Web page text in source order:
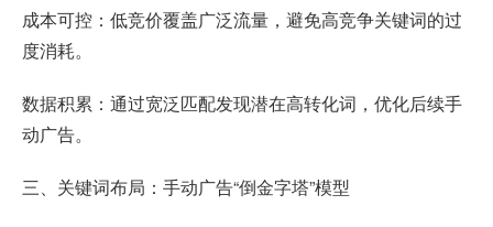
成本可控：低竞价覆盖广泛流量，避免高竞争关键词的过
度消耗。
数据积累：通过宽泛匹配发现潜在高转化词，优化后续手
动广告。
三、关键词布局：手动广告“倒金字塔”模型